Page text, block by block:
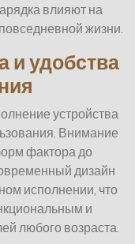
влияют на
жизни.
и удобства
устройства
Внимание
фактора до
дизайн
исполнении, что
и
любого возраста.